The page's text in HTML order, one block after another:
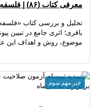
معرفی کتاب (۸۶) | فلسفه علم روانشناسی
تحلیل و بررسی کتاب
باقری؛ اثری جامع در تبیین
موضوع، روش و اهداف این
خبر مهم سوم